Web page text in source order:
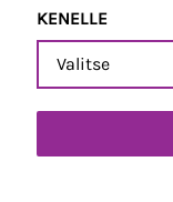
KENELLE